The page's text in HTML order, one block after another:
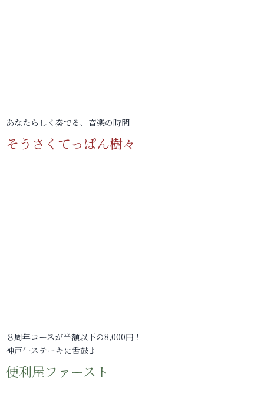
あなたらしく奏でる、音楽の時間
そうさくてっぱん樹々
８周年コースが半額以下の8,000円！
神戸牛ステーキに舌鼓♪
便利屋ファースト